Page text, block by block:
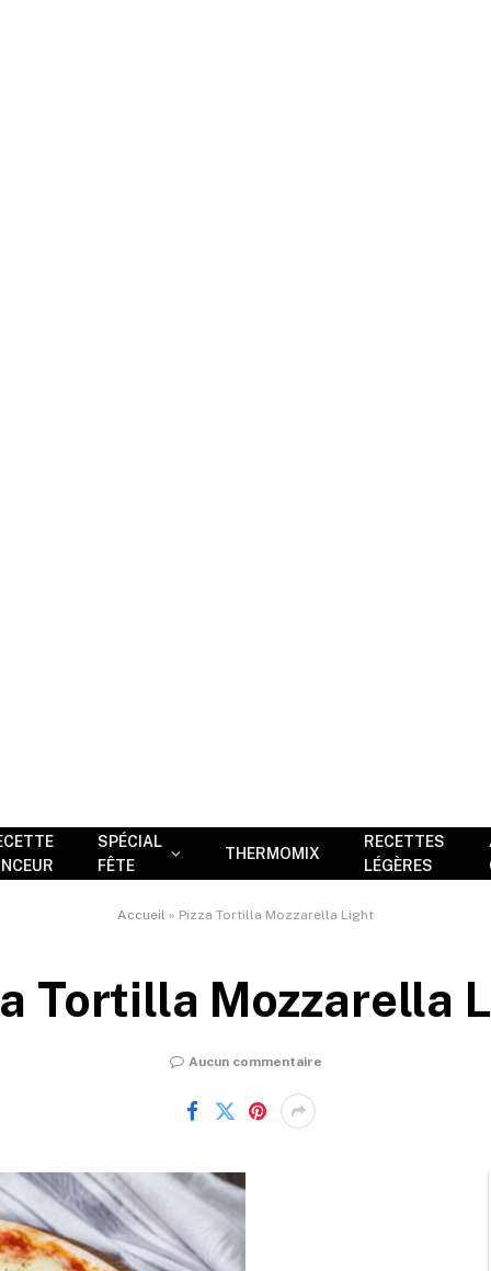
SPÉCIAL
FÊTE
THERMOMIX
RECETTES
LÉGÈRES
Accueil » Pizza Tortilla Mozzarella Light
Tortilla Mozzarella
Aucun commentaire